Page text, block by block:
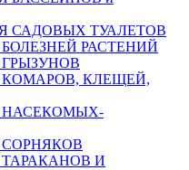
САДОВЫХ ТУАЛЕТОВ
РАСТЕНИЙ
КОМАРОВ, КЛЕЩЕЙ,
НАСЕКОМЫХ-
СОРНЯКОВ
И